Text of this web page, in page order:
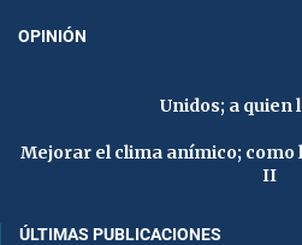
OPINIÓN
Unidos; a quien
Mejorar el clima anímico;
II
ÚLTIMAS PUBLICACIONES